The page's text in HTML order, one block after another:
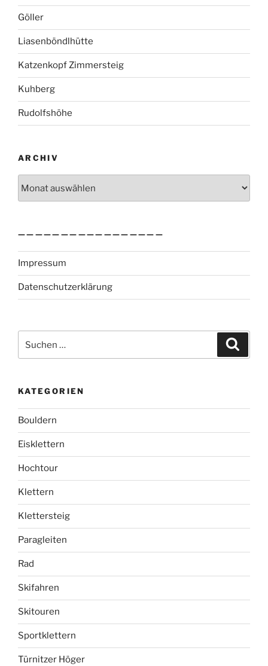
Göller
Liasenböndlhütte
Katzenkopf Zimmersteig
Kuhberg
Rudolfshöhe
ARCHIV
—————————————————
Impressum
Datenschutzerklärung
nach:
KATEGORIEN
Bouldern
Eisklettern
Hochtour
Klettern
Klettersteig
Paragleiten
Rad
Skifahren
Skitouren
Sportklettern
Türnitzer Höger